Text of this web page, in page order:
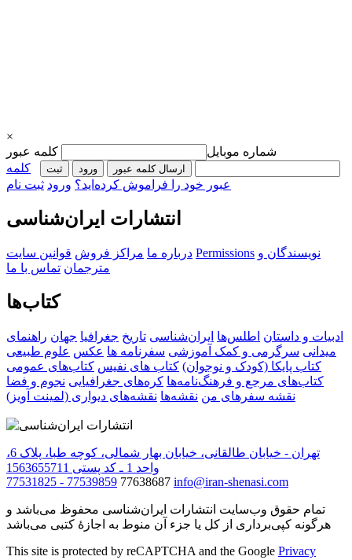
×
شماره موبایل
کلمه عبور
ارسال کلمه عبور ورود ثبت‌
کلمه
عبور خود را فراموش کرده‌اید؟ ورود ثبت نام
انتشارات ایران‌شناسی
درباره ما مراکز فروش قوانین سایت Permissions نویسندگان و
مترجمان تماس با ما
کتاب‌ها
ادبیات و داستان اطلس‌ها ایران‌شناسی تاریخ جغرافیا جهان راهنمای
میدانی سرگرمی و کمک آموزشی سفرنامه‌ ها عکس علوم طبیعی
کتاب‌ پایکا (کودک و نوجوان) کتاب های نفیس کتاب‌های عمومی
کتاب‌های مرجع و فرهنگ‌نامه‌ها کره‌های جغرافیایی نجوم و فضا
نقشه سفرهای من نقشه‌ها نقشه‌های دیواری (لمینت آویز)
تهران - خیابان طالقانی، خیابان بهار شمالی، کوچه طبا، پلاک 6،
واحد 1 ـ کد پستی 1563655711
77531825 - 77539859 77638687 info@iran-shenasi.com
تمام حقوق وب‌سایت انتشارات ایران‌شناسی محفوظ می‌باشد و
هرگونه کپی‌برداری از کل یا جزء آن منوط به اجازهٔ کتبی می‌باشد
This site is protected by reCAPTCHA and the Google Privacy